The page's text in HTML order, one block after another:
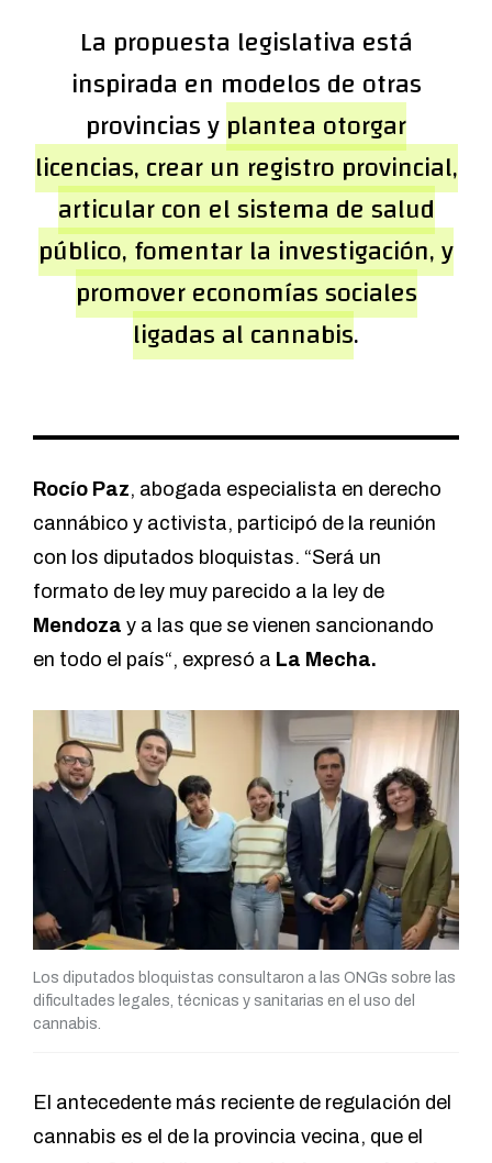
La propuesta legislativa está
inspirada en modelos de otras
provincias yplantea otorgar
licencias, crear un registro provincial,
articular con el sistema de salud
público, fomentar la investigación, y
promover economías sociales
ligadas al cannabis.
Rocío Paz, abogada especialista en derecho
cannábico y activista, participó de la reunión
con los diputados bloquistas. “Será un
formato de ley muy parecido a la ley de
Mendoza y a las que se vienen sancionando
en todo el país“, expresó a La Mecha.
Los diputados bloquistas consultaron a las ONGs sobre las
dificultades legales, técnicas y sanitarias en el uso del
cannabis.
El antecedente más reciente de regulación del
cannabis es el de la provincia vecina, que el